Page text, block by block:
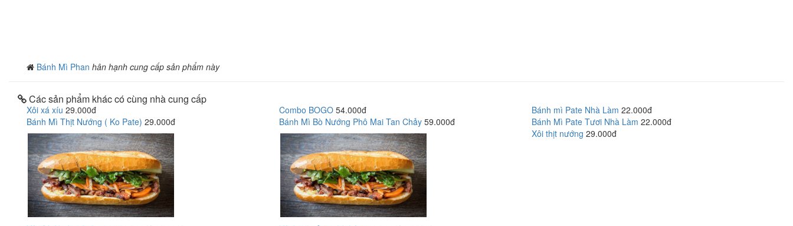
Bánh Mì Phan hân hạnh cung cấp sản phẩm này
Các sản phẩm khác có cùng nhà cung cấp
Xôi xá xíu 29.000đ Combo BOGO 54.000đ Bánh mì Pate Nhà Làm 22.000đ
Bánh Mì Thịt Nướng ( Ko Pate) 29.000đ Bánh Mì Bò Nướng Phô Mai Tan Chảy 59.000đ Bánh Mì Pate Tươi Nhà Làm 22.000đ
Xôi thịt nướng 29.000đ